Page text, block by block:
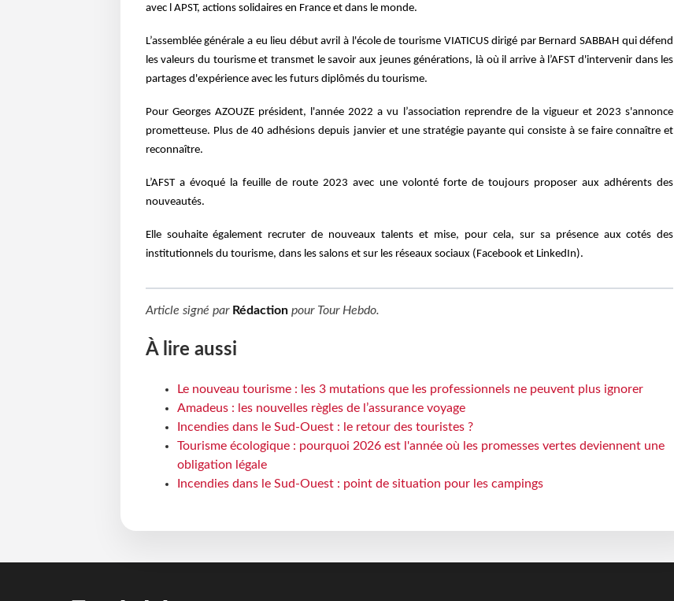
avec l APST, actions solidaires en France et dans le monde.
L’assemblée générale a eu lieu début avril à l'école de tourisme VIATICUS dirigé par Bernard SABBAH qui défend
les valeurs du tourisme et transmet le savoir aux jeunes générations, là où il arrive à l’AFST d'intervenir dans les
partages d'expérience avec les futurs diplômés du tourisme.
Pour Georges AZOUZE président, l'année 2022 a vu l’association reprendre de la vigueur et 2023 s'annonce
prometteuse. Plus de 40 adhésions depuis janvier et une stratégie payante qui consiste à se faire connaître et
reconnaître.
L’AFST a évoqué la feuille de route 2023 avec une volonté forte de toujours proposer aux adhérents des
nouveautés.
Elle souhaite également recruter de nouveaux talents et mise, pour cela, sur sa présence aux cotés des
institutionnels du tourisme, dans les salons et sur les réseaux sociaux (Facebook et LinkedIn).
Article signé par Rédactionpour Tour Hebdo.
À lire aussi
Le nouveau tourisme : les 3 mutations que les professionnels ne peuvent plus ignorer
Amadeus : les nouvelles règles de l’assurance voyage
Incendies dans le Sud-Ouest : le retour des touristes ?
Tourisme écologique : pourquoi 2026 est l'année où les promesses vertes deviennent une
obligation légale
Incendies dans le Sud-Ouest : point de situation pour les campings